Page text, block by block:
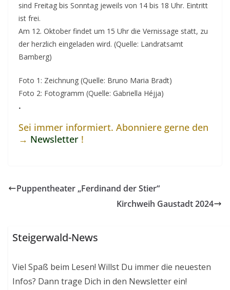
sind Freitag bis Sonntag jeweils von 14 bis 18 Uhr. Eintritt
ist frei.
Am 12. Oktober findet um 15 Uhr die Vernissage statt, zu
der herzlich eingeladen wird. (Quelle: Landratsamt
Bamberg)
Foto 1: Zeichnung (Quelle: Bruno Maria Bradt)
Foto 2: Fotogramm (Quelle: Gabriella Héjja)
.
Sei immer informiert. Abonniere gerne den
→ Newsletter !
Puppentheater „Ferdinand der Stier“
Kirchweih Gaustadt 2024
Steigerwald-News
Viel Spaß beim Lesen! Willst Du immer die neuesten
Infos? Dann trage Dich in den Newsletter ein!